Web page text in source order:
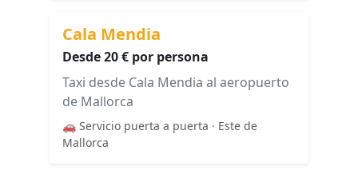
Cala Mendia
Desde 20 € por persona
Taxi desde Cala Mendia al aeropuerto
de Mallorca
🚗 Servicio puerta a puerta · Este de
Mallorca